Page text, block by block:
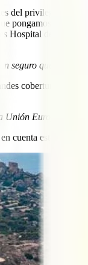
del privilegio que
pongamos
de
que cubra
coberturas que,
Europea, si
cuenta este tipo